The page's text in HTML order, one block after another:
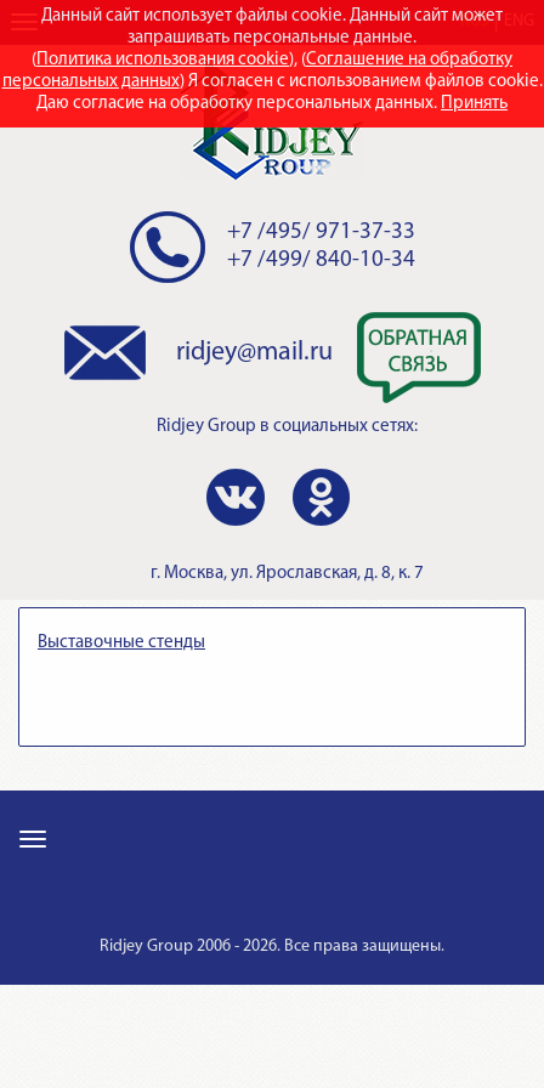
Данный сайт использует файлы cookie. Данный сайт может
запрашивать персональные данные.
(Политика использования cookie), (Соглашение на обработку
персональных данных) Я согласен с использованием файлов cookie.
Даю согласие на обработку персональных данных. Принять
RUS
+7 /495/ 971-37-33
+7 /499/ 840-10-34
ridjey@mail.ru
Ridjey Group в социальных сетях:
г. Москва, ул. Ярославская, д. 8, к. 7
Выставочные стенды
Ridjey Group 2006 - 2026. Все права защищены.